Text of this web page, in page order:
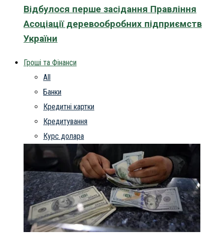
Відбулося перше засідання Правління
Асоціації деревообробних підприємств
України
Гроші та Фінанси
All
Банки
Кредитні картки
Кредитування
Курс долара